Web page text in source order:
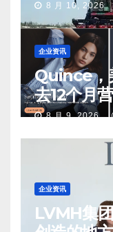
8 月 10, 2026
企业资讯
Quince，
去12个月
8 月 9, 2026
企业资讯
LVMH集